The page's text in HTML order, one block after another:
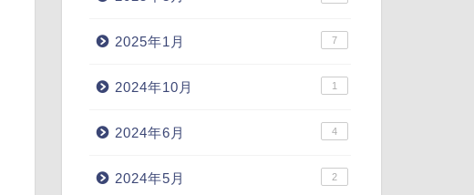
2025年1月 7
2024年10月 1
2024年6月 4
2024年5月 2